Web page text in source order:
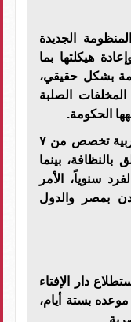
الجديدة
هيكلتها بما
بشكل حقيقي،
الصلبة
الحكومة.
وتابعت الوزارة أن معظم الدول العربية تخصص من ٧
بالنظافة، بينما
الفرد سنوياً، الأمر
بمصر والدول
دار الإفتاء
بستة أيام،